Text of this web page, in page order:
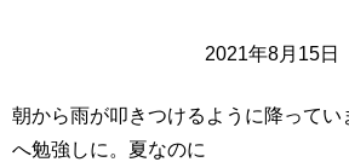
2021年8月15日
朝から雨が叩きつけるように降ってい
へ勉強しに。夏なのに